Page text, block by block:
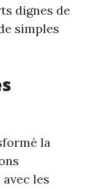
dignes de
simples
la
les